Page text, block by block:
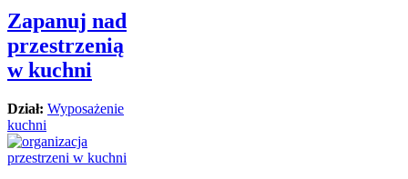
Zapanuj nad
przestrzenią
w kuchni
Dział: Wyposażenie
kuchni